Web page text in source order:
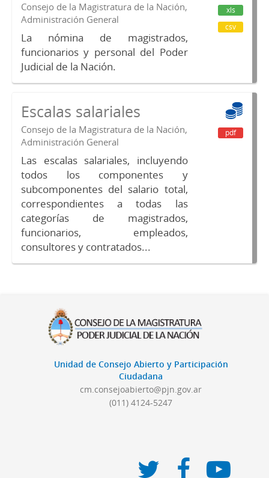
Consejo de la Magistratura de la Nación,
Administración General
La nómina de magistrados,
funcionarios y personal del Poder
Judicial de la Nación.
xls
csv
Escalas salariales
Consejo de la Magistratura de la Nación,
Administración General
Las escalas salariales, incluyendo
todos los componentes y
subcomponentes del salario total,
correspondientes a todas las
categorías de magistrados,
funcionarios, empleados,
consultores y contratados...
pdf
Unidad de Consejo Abierto y Participación
Ciudadana
cm.consejoabierto@pjn.gov.ar
(011) 4124-5247